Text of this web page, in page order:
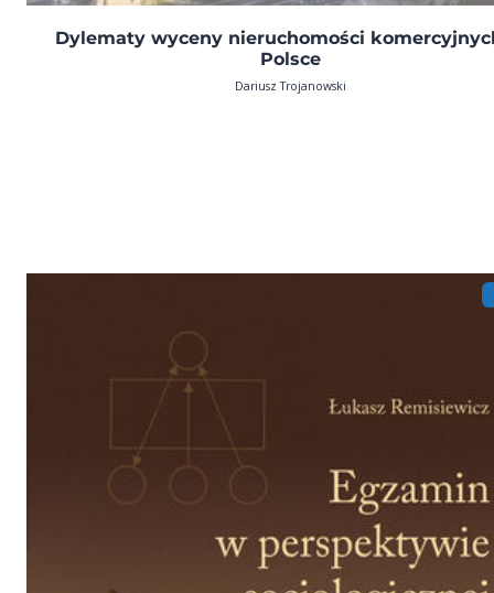
Dylematy wyceny nieruchomości
Polsce
Dariusz Trojanowski